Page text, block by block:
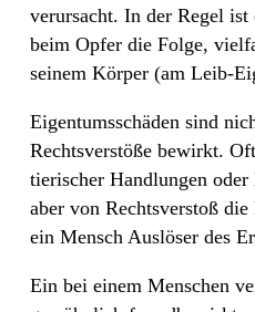
verursacht. In der Regel
beim Opfer die Folge,
seinem Körper (am Leib-
Eigentumsschäden sind
Rechtsverstöße bewirkt.
tierischer Handlungen
aber von Rechtsverstoß
ein Mensch Auslöser des
Ein bei einem Menschen